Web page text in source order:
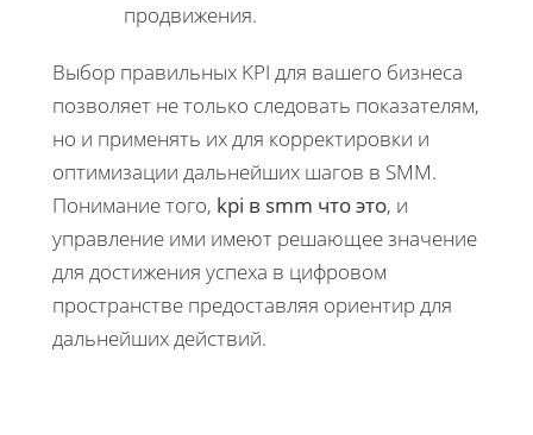
продвижения.
Выбор правильных KPI для вашего бизнеса
позволяет не только следовать показателям,
но и применять их для корректировки и
оптимизации дальнейших шагов в SMM.
Понимание того, kpi в smm что это, и
управление ими имеют решающее значение
для достижения успеха в цифровом
пространстве предоставляя ориентир для
дальнейших действий.